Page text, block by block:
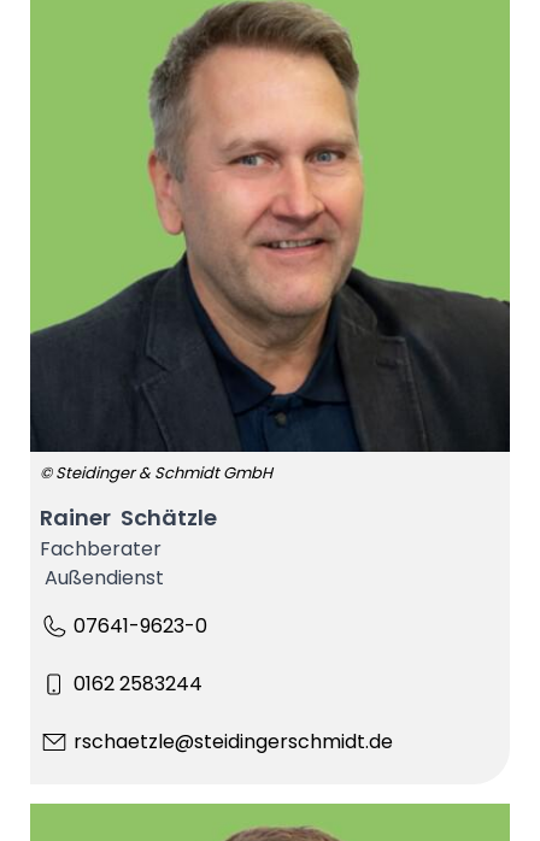
© Steidinger & Schmidt GmbH
Rainer Schätzle
Fachberater
Außendienst
07641-9623-0
0162 2583244
rschaetzle@steidingerschmidt.de